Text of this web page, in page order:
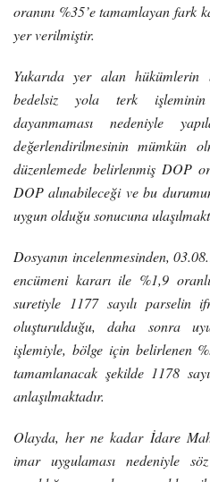
oranını %35’e tamamlayan fark
yer verilmiştir.
Yukarıda yer alan hükümlerin
bedelsiz yola terk
dayanmaması nedeniyle
değerlendirilmesinin mümkün
düzenlemede belirlenmiş DOP
DOP alınabileceği ve bu
uygun olduğu sonucuna
Dosyanın incelenmesinden,
encümeni kararı ile %1,9
suretiyle 1177 sayılı parselin
oluşturulduğu, daha sonra
işlemiyle, bölge için belirlenen
tamamlanacak şekilde 1178
anlaşılmaktadır.
Olayda, her ne kadar İdare
imar uygulaması nedeniyle